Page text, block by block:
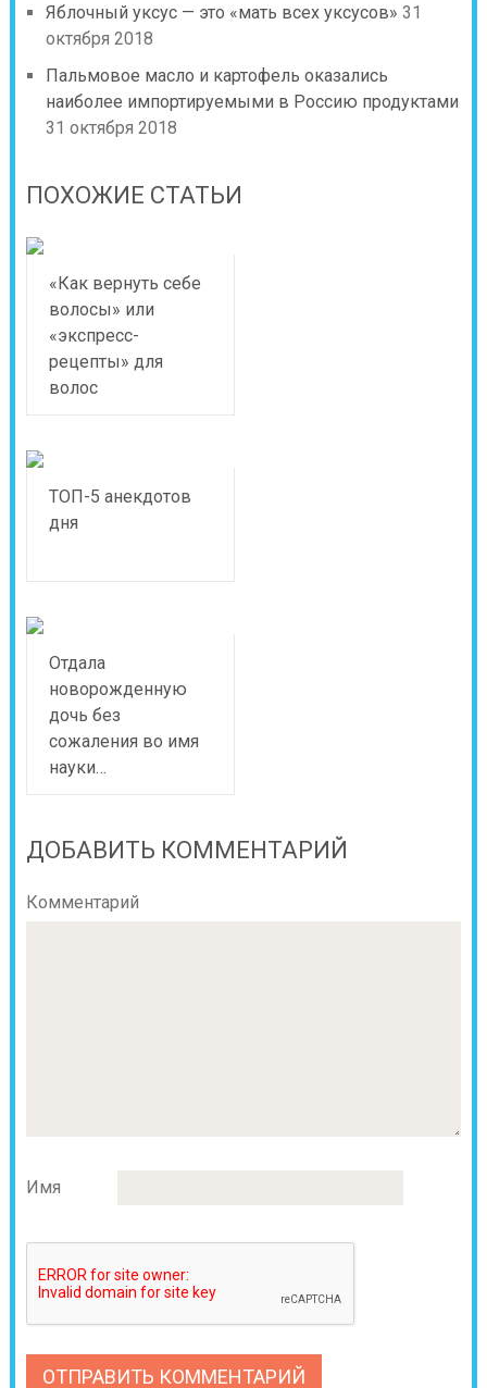
Яблочный уксус — это «мать всех уксусов» 31
октября 2018
Пальмовое масло и картофель оказались
наиболее импортируемыми в Россию продуктами
31 октября 2018
ПОХОЖИЕ СТАТЬИ
«Как вернуть себе
волосы» или
«экспресс-
рецепты» для
волос
ТОП-5 анекдотов
дня
Отдала
новорожденную
дочь без
сожаления во имя
науки…
ДОБАВИТЬ КОММЕНТАРИЙ
Комментарий
Имя